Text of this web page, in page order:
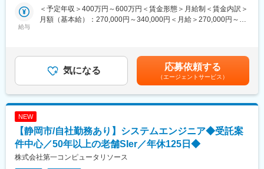
■当社の特徴
ド等にとらわれずインフラ分野でのフルスタックエンジニアを目
指している方、様々な経験をして自分の得意分野を見極めてスキ
ルアップをしていきたい方、大歓迎です。
変更の範囲：会社の定める業務
■主な技術スタック
・ネットワーク：CiscoやYAMAHA などのルータ／L2・L3スイッ
・運送業：新社屋増築に伴いルータ・アクセスポイント・スイッ
チ一式構築
・インフラ：無線詳細設計・構築（20台）
配属先：インフラソリューション部：21名
■入社後
・案件状況に応じて、社内請負案件または客先常駐（SES）での
給与
＜予定年収＞400万円～600万円＜賃金形態＞月給制＜賃金内訳＞
月額（基本給）：270,000円～340,000円＜月給＞270,000円～
よる賃金はあくまでも目安の金額であり、選考を通じて上下する
可能性があります。月給(月額)は固定手当を含めた表記です。
気になる 応募依頼する
（エージェントサービス）
NEW
【静岡市/自社勤務あり】システムエンジニア◆受託案
件中心／50年以上の老舗SIer／年休125日◆
株式会社第一コンピュータリソース